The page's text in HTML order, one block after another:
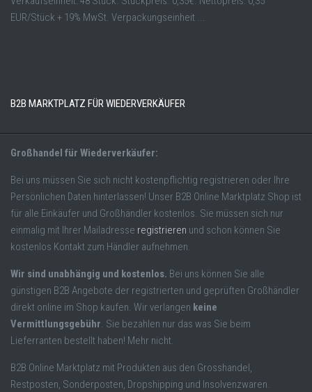
EUR/Stück + 19% MwSt. Verpackungseinheit ...
B2B MARKTPLATZ FÜR WIEDERVERKÄUFER
Großhandel für Wiederverkäufer:
Bei uns müssen Sie sich nicht kostenpflichtig registrieren oder Ihre
Persönlichen Daten hinterlassen! Unser B2B Online Marktplatz Shop ist
für alle Einkäufer und Großhändler kostenlos. Sie müssen sich nur
einmalig mit Ihrer Mailadresse registrieren und schon können Sie
kostenlos Kontakt zum Händler aufnehmen.
Wir sind unabhängig und kostenlos. Bei uns können Sie alle
günstigen B2B Angebote der registrierten und geprüften Großhändler
direkt online im Shop kaufen. Wir verlangen keine
Vermittlungsgebühr. Sie bezahlen nur das was Sie beim
Lieferranten bestellt haben! Mehr nicht.
B2B Online Marktplatz mit Produkten aus den Grosshandel,
Restposten, Sonderposten, Dropshipping und Insolvenzwaren.